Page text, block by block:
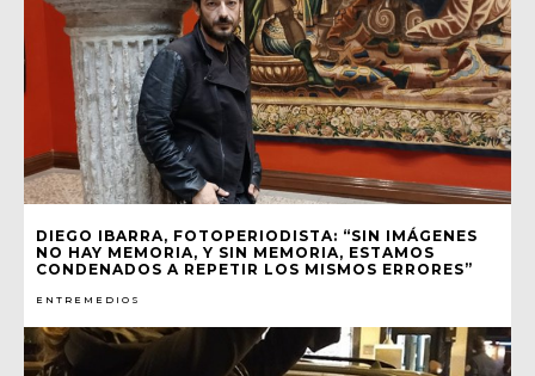
DIEGO IBARRA, FOTOPERIODISTA: “SIN IMÁGENES
NO HAY MEMORIA, Y SIN MEMORIA, ESTAMOS
CONDENADOS A REPETIR LOS MISMOS ERRORES”
ENTREMEDIOS